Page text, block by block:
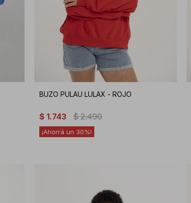
BUZO PULAU LULAX - ROJO
$ 1.743 $ 2.490
30